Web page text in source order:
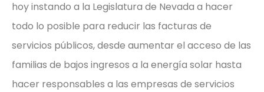
hoy instando a la Legislatura de Nevada a hacer
todo lo posible para reducir las facturas de
servicios públicos, desde aumentar el acceso de las
familias de bajos ingresos a la energía solar hasta
hacer responsables a las empresas de servicios